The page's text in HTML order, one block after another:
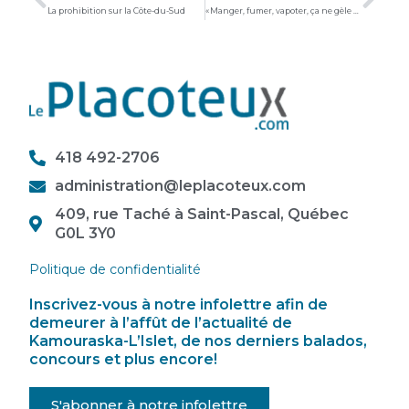
La prohibition sur la Côte-du-Sud
418 492-2706
administration@leplacoteux.com
409, rue Taché à Saint-Pascal, Québec
G0L 3Y0
Politique de confidentialité
Inscrivez-vous à notre infolettre afin de
demeurer à l’affût de l’actualité de
Kamouraska-L’Islet, de nos derniers balados,
concours et plus encore!
S'abonner à notre infolettre